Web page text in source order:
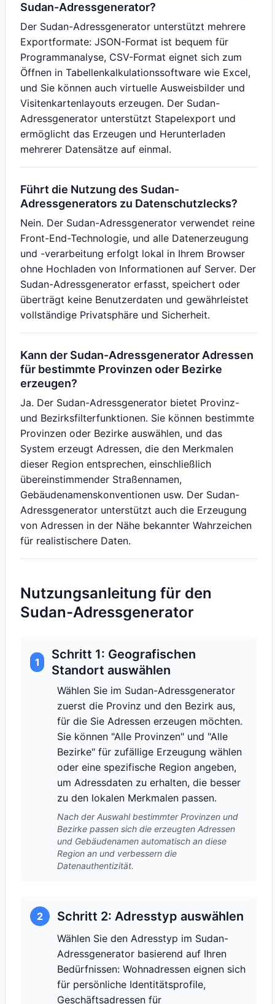
Sudan-Adressgenerator?
Der Sudan-Adressgenerator unterstützt mehrere
Exportformate: JSON-Format ist bequem für
Programmanalyse, CSV-Format eignet sich zum
Öffnen in Tabellenkalkulationssoftware wie Excel,
und Sie können auch virtuelle Ausweisbilder und
Visitenkartenlayouts erzeugen. Der Sudan-
Adressgenerator unterstützt Stapelexport und
ermöglicht das Erzeugen und Herunterladen
mehrerer Datensätze auf einmal.
Führt die Nutzung des Sudan-
Adressgenerators zu Datenschutzlecks?
Nein. Der Sudan-Adressgenerator verwendet reine
Front-End-Technologie, und alle Datenerzeugung
und -verarbeitung erfolgt lokal in Ihrem Browser
ohne Hochladen von Informationen auf Server. Der
Sudan-Adressgenerator erfasst, speichert oder
überträgt keine Benutzerdaten und gewährleistet
vollständige Privatsphäre und Sicherheit.
Kann der Sudan-Adressgenerator Adressen
für bestimmte Provinzen oder Bezirke
erzeugen?
Ja. Der Sudan-Adressgenerator bietet Provinz-
und Bezirksfilterfunktionen. Sie können bestimmte
Provinzen oder Bezirke auswählen, und das
System erzeugt Adressen, die den Merkmalen
dieser Region entsprechen, einschließlich
übereinstimmender Straßennamen,
Gebäudenamenskonventionen usw. Der Sudan-
Adressgenerator unterstützt auch die Erzeugung
von Adressen in der Nähe bekannter Wahrzeichen
für realistischere Daten.
Nutzungsanleitung für den
Sudan-Adressgenerator
1
Schritt 1: Geografischen
Standort auswählen
Wählen Sie im Sudan-Adressgenerator
zuerst die Provinz und den Bezirk aus,
für die Sie Adressen erzeugen möchten.
Sie können "Alle Provinzen" und "Alle
Bezirke" für zufällige Erzeugung wählen
oder eine spezifische Region angeben,
um Adressdaten zu erhalten, die besser
zu den lokalen Merkmalen passen.
Nach der Auswahl bestimmter Provinzen und
Bezirke passen sich die erzeugten Adressen
und Gebäudenamen automatisch an diese
Region an und verbessern die
Datenauthentizität.
2 Schritt 2: Adresstyp auswählen
Wählen Sie den Adresstyp im Sudan-
Adressgenerator basierend auf Ihren
Bedürfnissen: Wohnadressen eignen sich
für persönliche Identitätsprofile,
Geschäftsadressen für